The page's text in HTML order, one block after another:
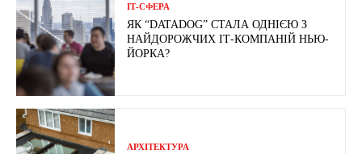
ІТ-СФЕРА
ЯК “DATADOG” СТАЛА ОДНІЄЮ З
НАЙДОРОЖЧИХ ІТ-КОМПАНІЙ НЬЮ-
ЙОРКА?
АРХІТЕКТУРА